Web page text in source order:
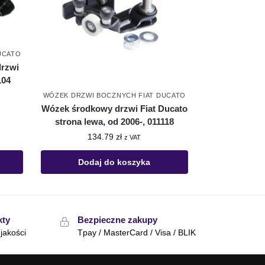
WÓZEK DRZWI BOCZNYCH FIAT DUCATO
Wózek środkowy drzwi Fiat Ducato
strona lewa, od 2006-, 011118
134.79zł z VAT
Dodaj do koszyka
Bezpieczne zakupy
Tpay / MasterCard / Visa / BLIK